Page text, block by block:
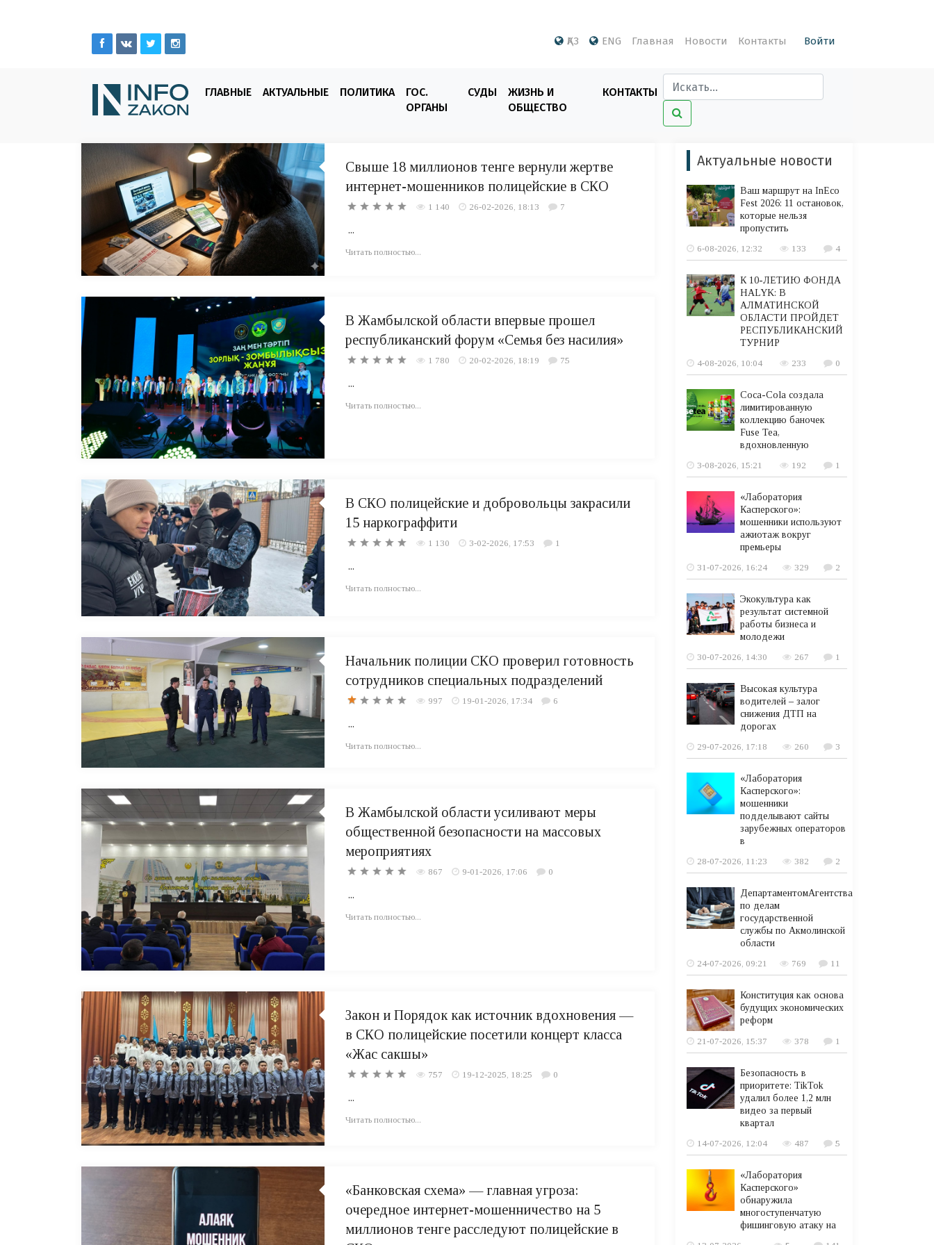
ҚАЗ ENG Главная Новости Контакты Войти
ГЛАВНЫЕ АКТУАЛЬНЫЕ ПОЛИТИКА
ГОС.
ОРГАНЫ
СУДЫ
ЖИЗНЬ И
ОБЩЕСТВО
КОНТАКТЫ
Свыше 18 миллионов тенге вернули жертве
интернет-мошенников полицейские в СКО
1 140 26-02-2026, 18:13 7
...
Читать полностью...
В Жамбылской области впервые прошел
республиканский форум «Семья без насилия»
1 780 20-02-2026, 18:19 75
...
Читать полностью...
В СКО полицейские и добровольцы закрасили
15 наркограффити
1 130 3-02-2026, 17:53 1
...
Читать полностью...
Начальник полиции СКО проверил готовность
сотрудников специальных подразделений
997 19-01-2026, 17:34 6
...
Читать полностью...
В Жамбылской области усиливают меры
общественной безопасности на массовых
мероприятиях
867 9-01-2026, 17:06 0
...
Читать полностью...
Закон и Порядок как источник вдохновения —
в СКО полицейские посетили концерт класса
«Жас сакшы»
757 19-12-2025, 18:25 0
...
Читать полностью...
«Банковская схема» — главная угроза:
очередное интернет-мошенничество на 5
миллионов тенге расследуют полицейские в
Актуальные новости
Ваш маршрут на InEco
Fest 2026: 11 остановок,
которые нельзя
пропустить
6-08-2026, 12:32
133 4
К 10-ЛЕТИЮ ФОНДА
HALYK: В
АЛМАТИНСКОЙ
ОБЛАСТИ ПРОЙДЕТ
РЕСПУБЛИКАНСКИЙ
ТУРНИР
4-08-2026, 10:04
233 0
Coca-Cola создала
лимитированную
коллекцию баночек
Fuse Tea,
вдохновленную
3-08-2026, 15:21
192 1
«Лаборатория
Касперского»:
мошенники используют
ажиотаж вокруг
премьеры
31-07-2026, 16:24
329 2
Экокультура как
результат системной
работы бизнеса и
молодежи
30-07-2026, 14:30
267 1
Высокая культура
водителей – залог
снижения ДТП на
дорогах
29-07-2026, 17:18
260 3
«Лаборатория
Касперского»:
мошенники
подделывают сайты
зарубежных операторов
в
28-07-2026, 11:23
382 2
ДепартаментомАгентства
по делам
государственной
службы по Акмолинской
области
24-07-2026, 09:21
769 11
Конституция как основа
будущих экономических
реформ
21-07-2026, 15:37
378 1
Безопасность в
приоритете: TikTok
удалил более 1,2 млн
видео за первый
квартал
14-07-2026, 12:04
487 5
«Лаборатория
Касперского»
обнаружила
многоступенчатую
фишинговую атаку на